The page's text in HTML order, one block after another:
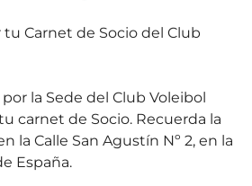
Carnet de Socio del Club
la Sede del Club Voleibol
carnet de Socio. Recuerda la
la Calle San Agustín Nº 2, en la
España.